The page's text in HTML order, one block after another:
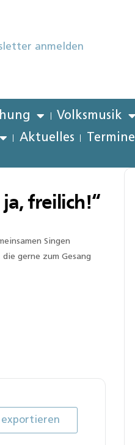
anmelden
Volksmusik
Aktuelles Termine
freilich!“
Singen
gerne zum Gesang